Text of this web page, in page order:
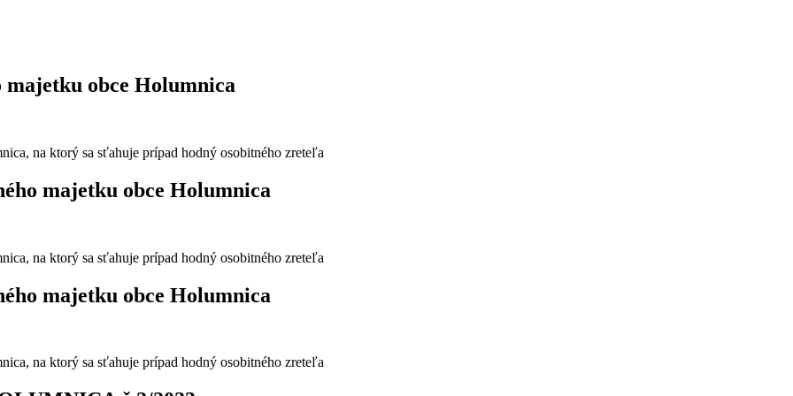
obce Holumnica
na ktorý sa sťahuje prípad hodný osobitného zreteľa
majetku obce Holumnica
na ktorý sa sťahuje prípad hodný osobitného zreteľa
majetku obce Holumnica
na ktorý sa sťahuje prípad hodný osobitného zreteľa